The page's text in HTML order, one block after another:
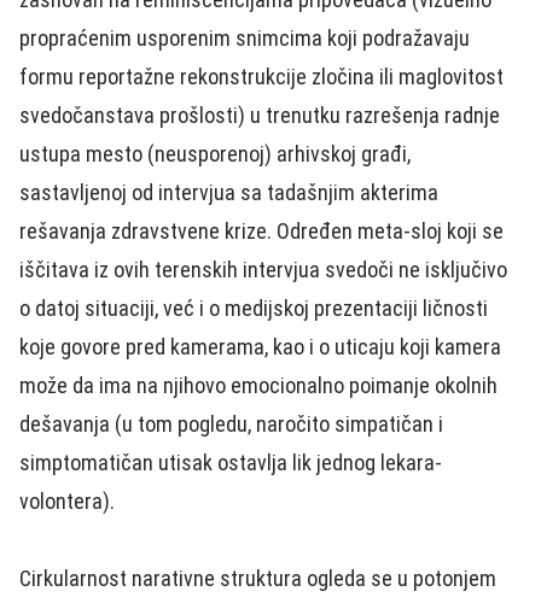
propraćenim usporenim snimcima koji podražavaju
formu reportažne rekonstrukcije zločina ili maglovitost
svedočanstava prošlosti) u trenutku razrešenja radnje
ustupa mesto (neusporenoj) arhivskoj građi,
sastavljenoj od intervjua sa tadašnjim akterima
rešavanja zdravstvene krize. Određen meta-sloj koji se
iščitava iz ovih terenskih intervjua svedoči ne isključivo
o datoj situaciji, već i o medijskoj prezentaciji ličnosti
koje govore pred kamerama, kao i o uticaju koji kamera
može da ima na njihovo emocionalno poimanje okolnih
dešavanja (u tom pogledu, naročito simpatičan i
simptomatičan utisak ostavlja lik jednog lekara-
volontera).
Cirkularnost narativne struktura ogleda se u potonjem